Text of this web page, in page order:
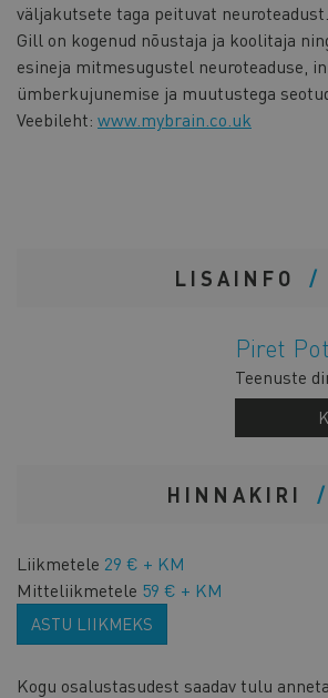
väljakutsete taga peituvat neuroteadust.
Gill on kogenud nõustaja ja koolitaja
esineja mitmesugustel neuroteaduse,
ümberkujunemise ja muutustega
Veebileht: www.mybrain.co.uk
LISAINFO
Piret
Teenuste
HINNAKIRI
Liikmetele 29 € + KM
Mitteliikmetele 59 € + KM
ASTU LIIKMEKS
Kogu osalustasudest saadav tulu